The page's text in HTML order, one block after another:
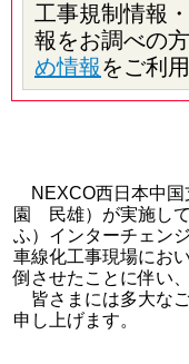
工事規制情報
報をお調べの方
め情報をご利
NEXCO西日本中
園 民雄）が実施し
ふ）インターチェン
車線化工事現場にお
倒させたことに伴い
皆さまには多大な
申し上げます。